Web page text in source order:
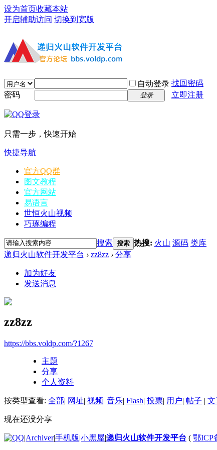
设为首页收藏本站
开启辅助访问 切换到宽版
自动登录 找回密码
密码
登录 立即注册
只需一步，快速开始
快捷导航
官方QQ群
图文教程
官方网站
易语言
世恒火山视频
巧琢编程
搜索 搜索 热搜: 火山 源码 类库
递归火山软件开发平台 › zz8zz › 分享
加为好友
发送消息
zz8zz
https://bbs.voldp.com/?1267
主题
分享
个人资料
按类型查看: 全部| 网址| 视频| 音乐| Flash| 投票| 用户| 帖子 | 文
现在还没分享
|Archiver|手机版|小黑屋|递归火山软件开发平台 ( 鄂ICP